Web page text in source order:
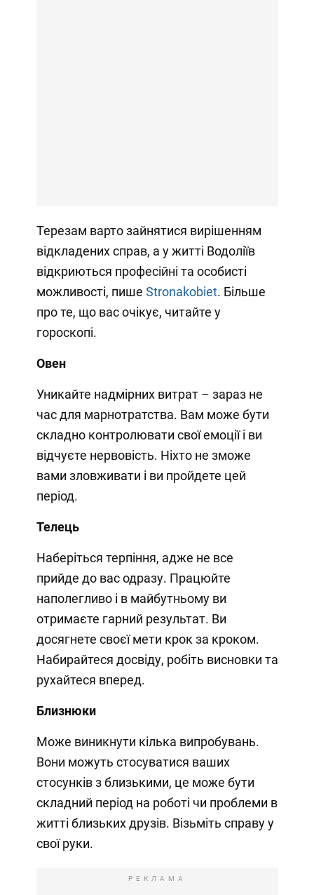
Терезам варто зайнятися вирішенням
відкладених справ, а у житті Водоліїв
відкриються професійні та особисті
можливості, пише Stronakobiet. Більше
про те, що вас очікує, читайте у
гороскопі.
Овен
Уникайте надмірних витрат – зараз не
час для марнотратства. Вам може бути
складно контролювати свої емоції і ви
відчуєте нервовість. Ніхто не зможе
вами зловживати і ви пройдете цей
період.
Телець
Наберіться терпіння, адже не все
прийде до вас одразу. Працюйте
наполегливо і в майбутньому ви
отримаєте гарний результат. Ви
досягнете своєї мети крок за кроком.
Набирайтеся досвіду, робіть висновки та
рухайтеся вперед.
Близнюки
Може виникнути кілька випробувань.
Вони можуть стосуватися ваших
стосунків з близькими, це може бути
складний період на роботі чи проблеми в
житті близьких друзів. Візьміть справу у
свої руки.
РЕКЛАМА